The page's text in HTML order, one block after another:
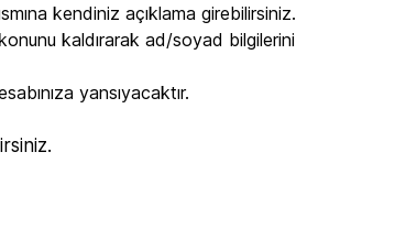
kendiniz açıklama girebilirsiniz.
kaldırarak ad/soyad bilgilerini
yansıyacaktır.